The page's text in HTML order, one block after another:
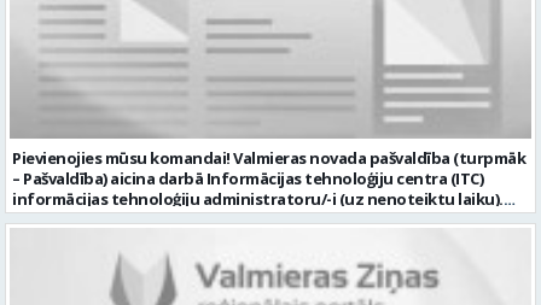
Pievienojies mūsu komandai! Valmieras novada pašvaldība (turpmāk
– Pašvaldība) aicina darbā Informācijas tehnoloģiju centra (ITC)
informācijas tehnoloģiju administratoru/-i (uz nenoteiktu laiku).
Darba vieta: Rūjienas un Naukšēnu apvienību teritorijās Ja Tev ir
(turpmāk – IKT) saistīto problēmu pieteikumu pārvaldību un
operatīvu risināšanu; nodrošināt datortehnikas lietotāju atbalstu